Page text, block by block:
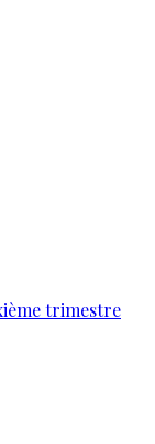
trimestre